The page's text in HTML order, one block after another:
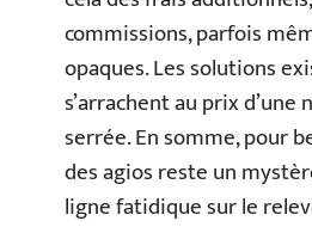
commissions, parfois
opaques. Les solutions
s’arrachent au prix d’une
serrée. En somme, pour
des agios reste un
ligne fatidique sur le